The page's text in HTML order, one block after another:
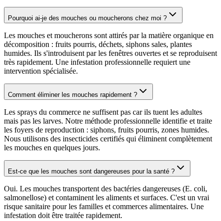
Pourquoi ai-je des mouches ou moucherons chez moi ?
Les mouches et moucherons sont attirés par la matière organique en
décomposition : fruits pourris, déchets, siphons sales, plantes
humides. Ils s'introduisent par les fenêtres ouvertes et se reproduisent
très rapidement. Une infestation professionnelle requiert une
intervention spécialisée.
Comment éliminer les mouches rapidement ?
Les sprays du commerce ne suffisent pas car ils tuent les adultes
mais pas les larves. Notre méthode professionnelle identifie et traite
les foyers de reproduction : siphons, fruits pourris, zones humides.
Nous utilisons des insecticides certifiés qui éliminent complètement
les mouches en quelques jours.
Est-ce que les mouches sont dangereuses pour la santé ?
Oui. Les mouches transportent des bactéries dangereuses (E. coli,
salmonellose) et contaminent les aliments et surfaces. C'est un vrai
risque sanitaire pour les familles et commerces alimentaires. Une
infestation doit être traitée rapidement.